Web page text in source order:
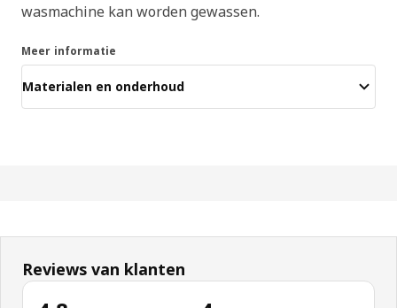
wasmachine kan worden gewassen.
Meer informatie
Materialen en onderhoud
Reviews van klanten